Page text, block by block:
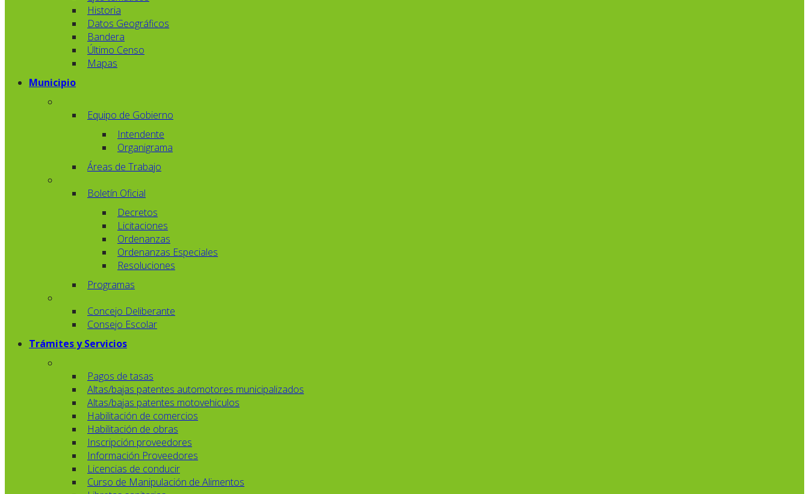
Historia
Datos Geográficos
Bandera
Último Censo
Mapas
Municipio
Equipo de Gobierno
Intendente
Organigrama
Áreas de Trabajo
Boletín Oficial
Decretos
Licitaciones
Ordenanzas
Ordenanzas Especiales
Resoluciones
Programas
Concejo Deliberante
Consejo Escolar
Trámites y Servicios
Pagos de tasas
Altas/bajas patentes automotores municipalizados
Altas/bajas patentes motovehiculos
Habilitación de comercios
Habilitación de obras
Inscripción proveedores
Información Proveedores
Licencias de conducir
Curso de Manipulación de Alimentos